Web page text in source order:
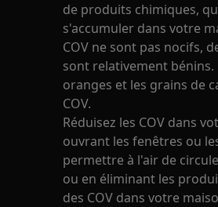
de produits chimiques,
s'accumuler dans votre
COV ne sont pas nocifs,
sont relativement bénins.
oranges et les grains de
COV.
Réduisez les COV dans
ouvrant les fenêtres ou
permettre à l'air de
ou en éliminant les
des COV dans votre